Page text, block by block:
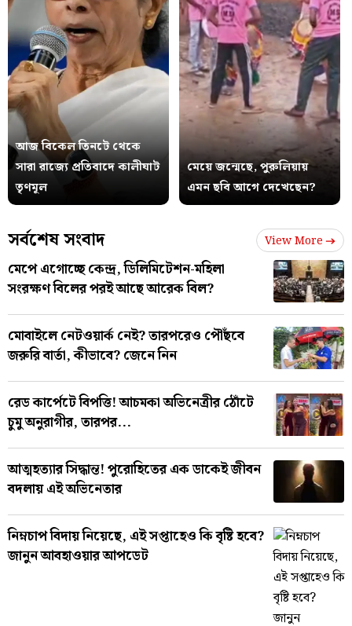
আজ বিকেল তিনটে থেকে
সারা রাজ্যে প্রতিবাদে কালীঘাট
তৃণমূল
মেয়ে জন্মেছে, পুরুলিয়ায়
এমন ছবি আগে দেখেছেন?
সর্বশেষ সংবাদ View More
মেপে এগোচ্ছে কেন্দ্র, ডিলিমিটেশন-মহিলা
সংরক্ষণ বিলের পরই আছে আরেক বিল?
মোবাইলে নেটওয়ার্ক নেই? তারপরেও পৌঁছবে
জরুরি বার্তা, কীভাবে? জেনে নিন
রেড কার্পেটে বিপত্তি! আচমকা অভিনেত্রীর ঠোঁটে
চুমু অনুরাগীর, তারপর...
আত্মহত্যার সিদ্ধান্ত! পুরোহিতের এক ডাকেই জীবন
বদলায় এই অভিনেতার
নিম্নচাপ বিদায় নিয়েছে, এই সপ্তাহেও কি বৃষ্টি হবে?
জানুন আবহাওয়ার আপডেট